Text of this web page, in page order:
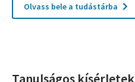
Olvass bele a tudástárba
Tanulságos kísérletek